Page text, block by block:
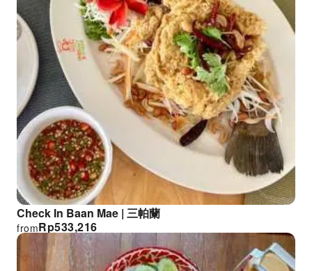
Check In Baan Mae | 三帕蘭
Rp533,216
from